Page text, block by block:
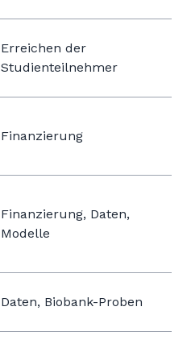
Erreichen der
Studienteilnehmer
Finanzierung
Finanzierung, Daten,
Modelle
Daten, Biobank-Proben